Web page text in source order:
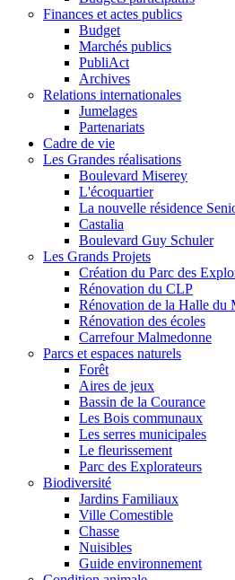
Finances et actes publics
Budget
Marchés publics
PubliAct
Archives
Relations internationales
Jumelages
Partenariats
Cadre de vie
Les Grandes réalisations
Boulevard Miserey
L'écoquartier
La nouvelle résidence
Castalia
Boulevard Guy Schuler
Les Grands Projets
Création du Parc des
Rénovation du CLP
Rénovation de la Halle du
Rénovation des écoles
Carrefour Malmedonne
Parcs et espaces naturels
Forêt
Aires de jeux
Bassin de la Courance
Les Bois communaux
Les serres municipales
Le fleurissement
Parc des Explorateurs
Biodiversité
Jardins Familiaux
Ville Comestible
Chasse
Nuisibles
Guide environnement